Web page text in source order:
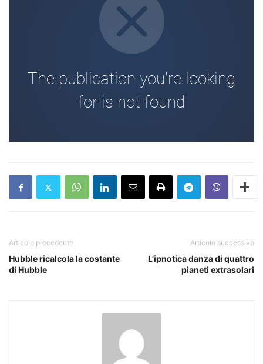
Articolo precedente
Hubble ricalcola la costante
di Hubble
Articolo successivo
L’ipnotica danza di quattro
pianeti extrasolari